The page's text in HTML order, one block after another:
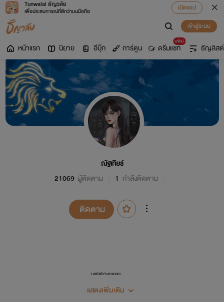
Tunwalai ธัญวลัย
เพื่อประสบการณ์ที่ดีกว่าบนมือถือ
เปิดแอป
เข้าสู่ระบบ
หน้าแรก นิยาย อีบุ๊ก การ์ตูน
มาใหม่
ดรีมแชท ธัญลิสต์
ณัฐเทียร์
21069 ผู้ติดตาม 1 กำลังติดตาม
ติดตาม
เซฮายยย...
ยินดีต้อนรับเข้าสู่โลกเขย่าขวัญ (เขย่าทำไม 555)
แสดงเพิ่มเติม